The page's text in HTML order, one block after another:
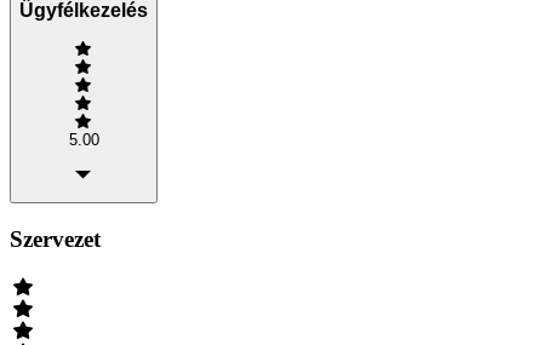
Ügyfélkezelés
5.00
Szervezet